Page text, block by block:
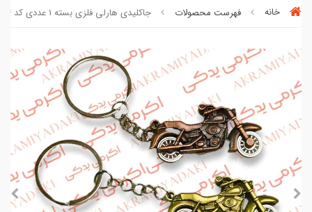
خانه فهرست محصولات جاکلیدی هارلی فلزی بسته 1 عددی کد 0940554